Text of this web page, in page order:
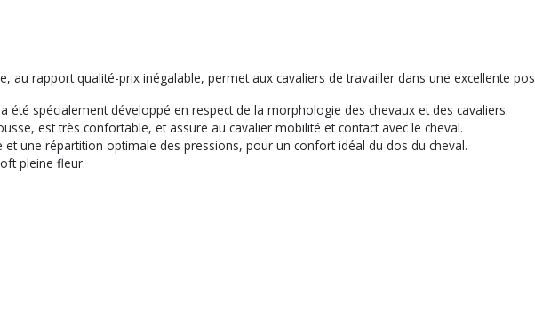
au rapport qualité-prix inégalable, permet aux cavaliers de travailler dans une excellente
été spécialement développé en respect de la morphologie des chevaux et des cavaliers.
est très confortable, et assure au cavalier mobilité et contact avec le cheval.
une répartition optimale des pressions, pour un confort idéal du dos du cheval.
pleine fleur.